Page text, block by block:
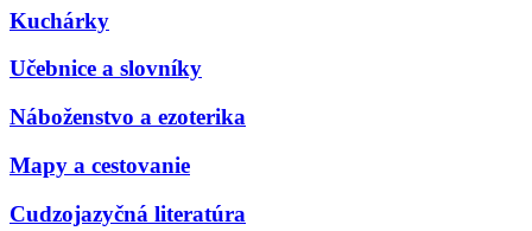
Kuchárky
Učebnice a slovníky
Náboženstvo a ezoterika
Mapy a cestovanie
Cudzojazyčná literatúra